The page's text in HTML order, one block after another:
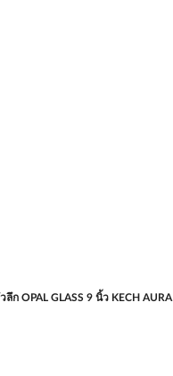
ลึก OPAL GLASS 9 นิ้ว KECH AURA